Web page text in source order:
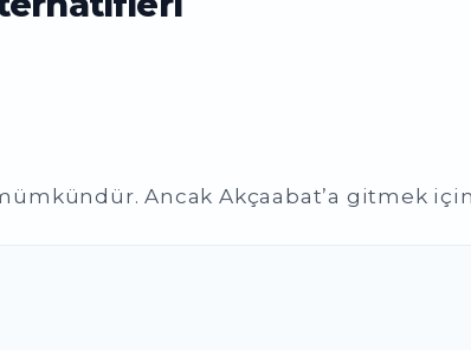
Ancak Akçaabat’a gitmek